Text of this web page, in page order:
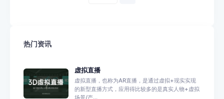
热门资讯
虚拟直播
虚拟直播，也称为AR直播，是通过虚拟+现实实现
的新型直播方式，应用得比较多的是真实人物+虚拟
场景/产...